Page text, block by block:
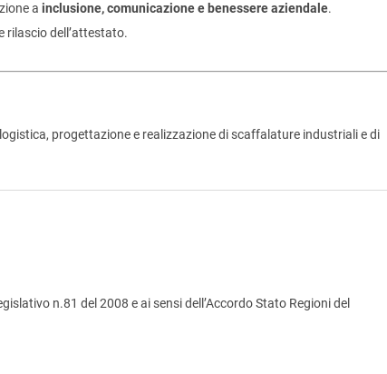
a inclusione, comunicazione e benessere aziendale.
rilascio dell’attestato.
progettazione e realizzazione di scaffalature industriali e di
n.81 del 2008 e ai sensi dell’Accordo Stato Regioni del